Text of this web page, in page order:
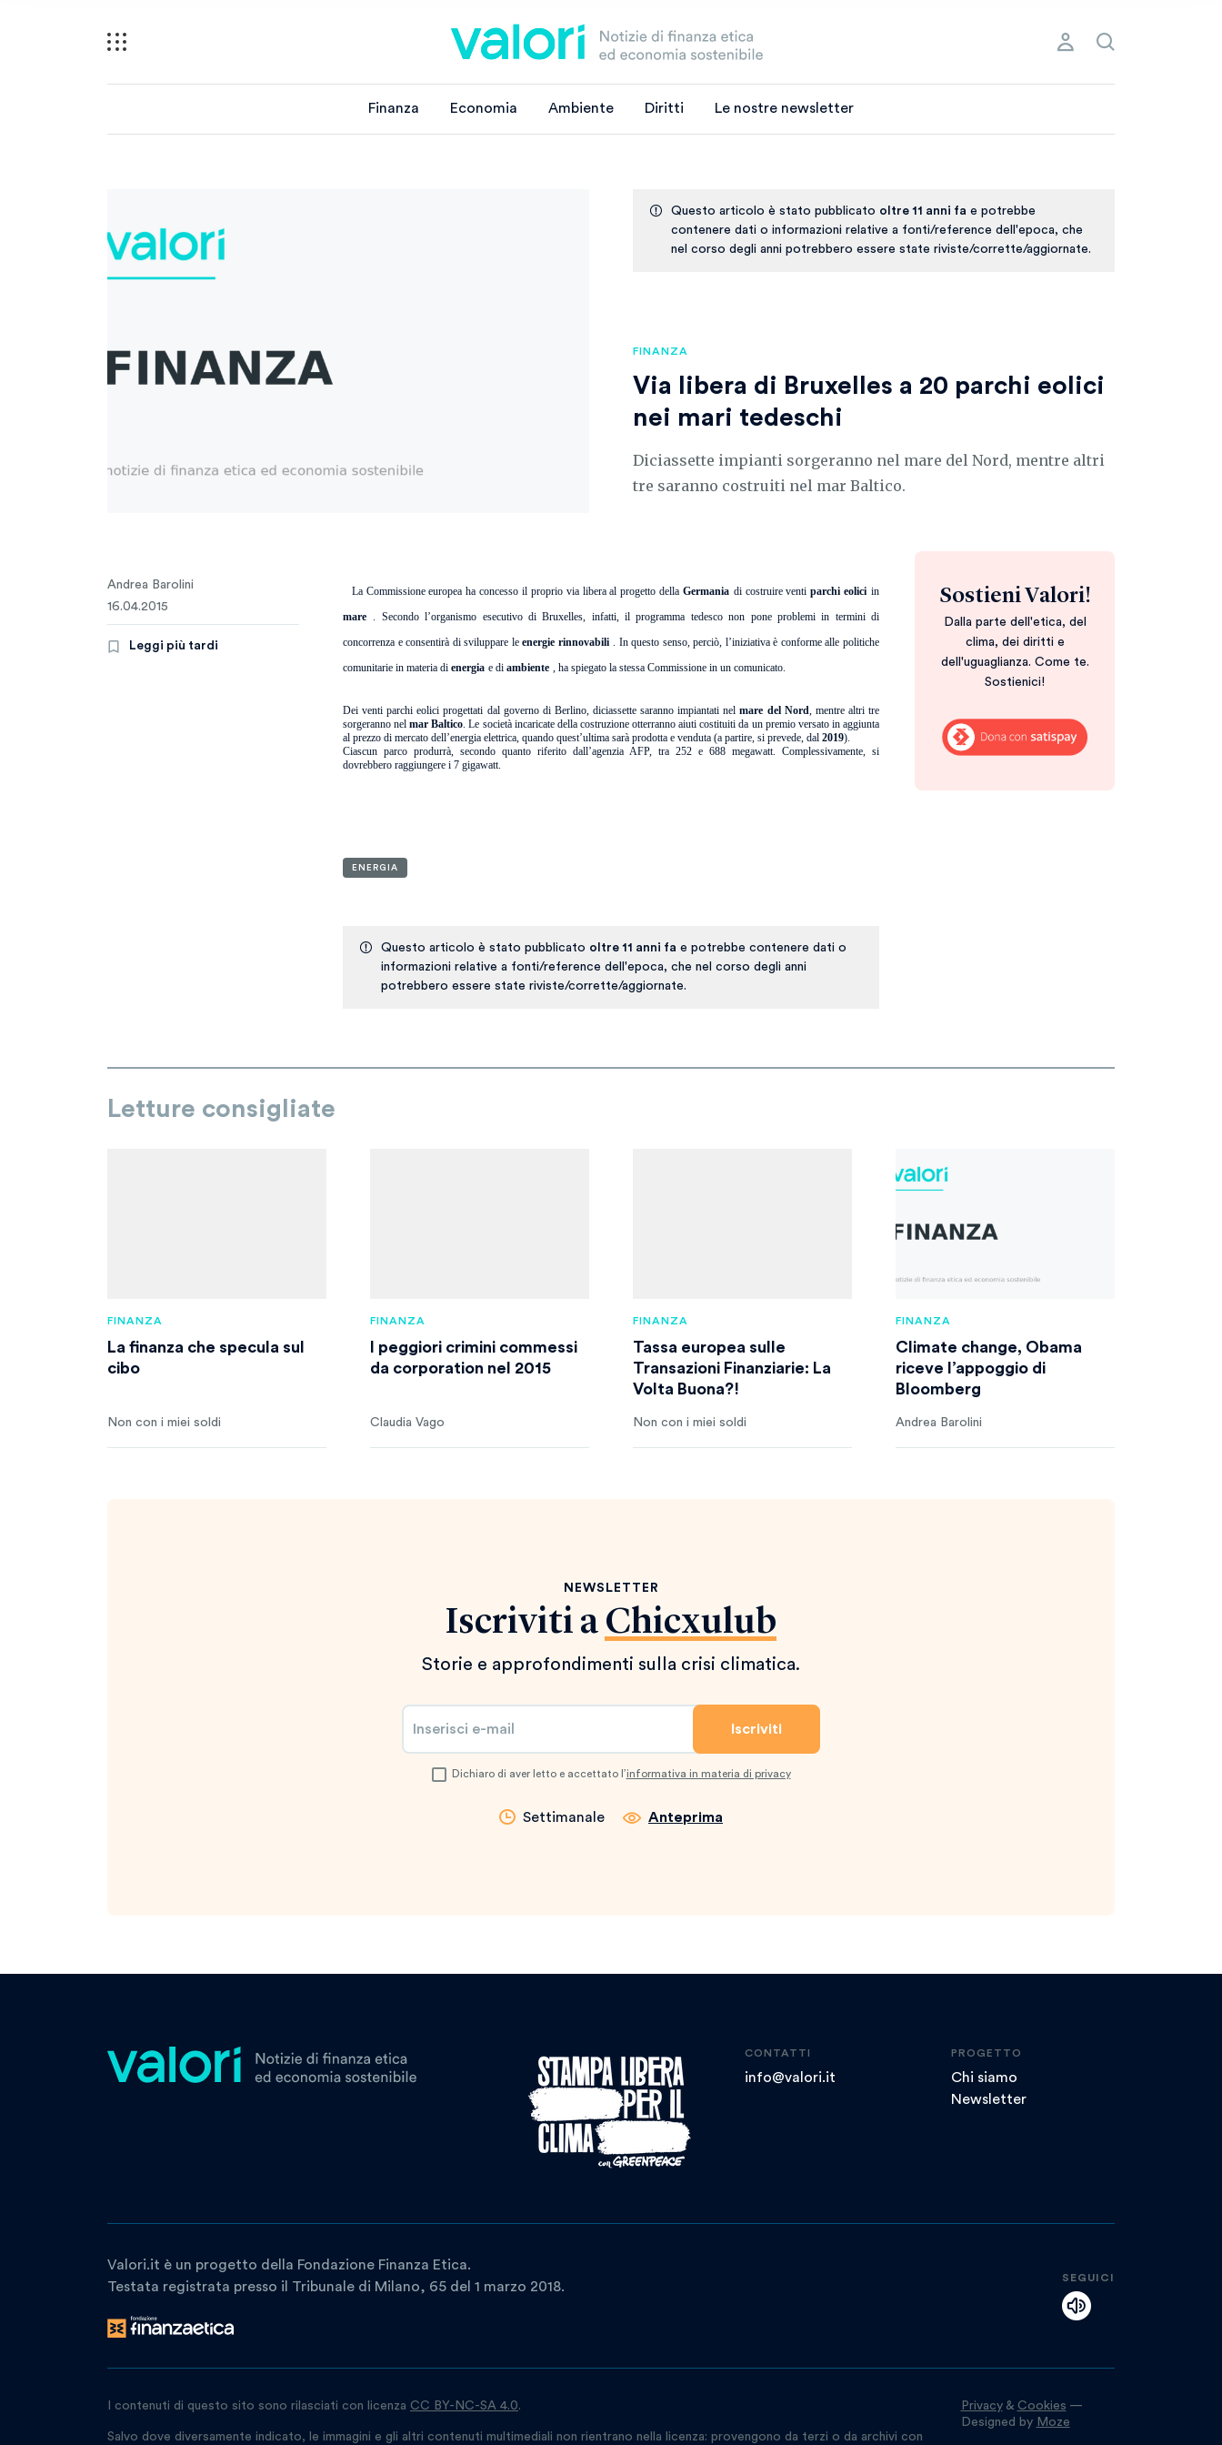
Finanza Economia Ambiente Diritti Le nostre newsletter
Questo articolo è stato pubblicato oltre 11 anni fa e potrebbe
contenere dati o informazioni relative a fonti/reference dell'epoca, che
nel corso degli anni potrebbero essere state riviste/corrette/aggiornate.
FINANZA
Via libera di Bruxelles a 20 parchi eolici
nei mari tedeschi
Diciassette impianti sorgeranno nel mare del Nord, mentre altri
tre saranno costruiti nel mar Baltico.
Andrea Barolini
16.04.2015
Leggi più tardi
La Commissione europea ha concesso il proprio via libera al progetto della Germania di costruire ventiparchi eolici in
mare . Secondo l’organismo esecutivo di Bruxelles, infatti, il programma tedesco non pone problemi in termini di
concorrenza e consentirà di sviluppare leenergie rinnovabili . In questo senso, perciò, l’iniziativa è conforme alle politiche
comunitarie in materia di energia e di ambiente , ha spiegato la stessa Commissione in un comunicato.
Dei venti parchi eolici progettati dal governo di Berlino, diciassette saranno impiantati nelmare del Nord, mentre altri tre
sorgeranno nelmar Baltico. Le società incaricate della costruzione otterranno aiuti costituiti da un premio versato in aggiunta
al prezzo di mercato dell’energia elettrica, quando quest’ultima sarà prodotta e venduta (a partire, si prevede, dal 2019).
Ciascun parco produrrà, secondo quanto riferito dall’agenzia AFP, tra 252 e 688 megawatt. Complessivamente, si
dovrebbero raggiungere i 7 gigawatt.
ENERGIA
Questo articolo è stato pubblicato oltre 11 anni fa e potrebbe contenere dati o
informazioni relative a fonti/reference dell'epoca, che nel corso degli anni
potrebbero essere state riviste/corrette/aggiornate.
Sostieni Valori!
Dalla parte dell'etica, del
clima, dei diritti e
dell'uguaglianza. Come te.
Sostienici!
Letture consigliate
FINANZA
La finanza che specula sul
cibo
Non con i miei soldi
FINANZA
I peggiori crimini commessi
da corporation nel 2015
Claudia Vago
FINANZA
Tassa europea sulle
Transazioni Finanziarie: La
Volta Buona?!
Non con i miei soldi
FINANZA
Climate change, Obama
riceve l’appoggio di
Bloomberg
Andrea Barolini
NEWSLETTER
Iscriviti a Chicxulub
Storie e approfondimenti sulla crisi climatica.
Dichiaro di aver letto e accettato l’informativa in materia di privacy
Settimanale Anteprima
CONTATTI
info@valori.it
PROGETTO
Chi siamo
Newsletter
Valori.it è un progetto della Fondazione Finanza Etica.
Testata registrata presso il Tribunale di Milano, 65 del 1 marzo 2018.
SEGUICI
I contenuti di questo sito sono rilasciati con licenza CC BY-NC-SA 4.0.
Salvo dove diversamente indicato, le immagini e gli altri contenuti multimediali non rientrano nella licenza: provengono da terzi o da archivi con
Privacy& Cookies —
Designed by Moze